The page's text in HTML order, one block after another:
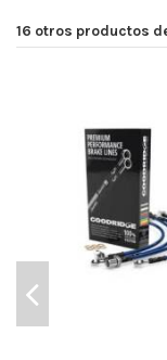
16 otros productos